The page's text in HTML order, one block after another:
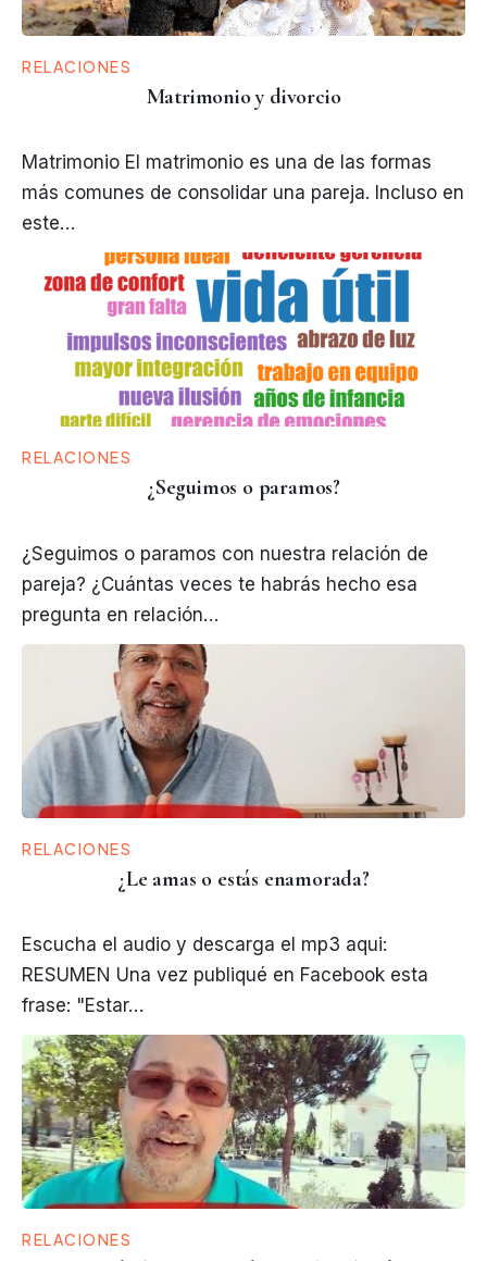
RELACIONES
Matrimonio y divorcio
Matrimonio El matrimonio es una de las formas
más comunes de consolidar una pareja. Incluso en
este…
RELACIONES
¿Seguimos o paramos?
¿Seguimos o paramos con nuestra relación de
pareja? ¿Cuántas veces te habrás hecho esa
pregunta en relación…
RELACIONES
¿Le amas o estás enamorada?
Escucha el audio y descarga el mp3 aqui:
RESUMEN Una vez publiqué en Facebook esta
frase: "Estar…
RELACIONES